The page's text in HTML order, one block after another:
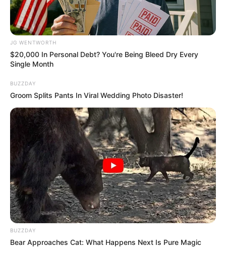
Too Hot For TV? These Scenes Slipped Through
Anyway
BRAINBERRIES
JG WENTWORTH
$20,000 In Personal Debt? You're Being Bleed Dry Every
Single Month
BUZZDAY
Groom Splits Pants In Viral Wedding Photo Disaster!
BUZZDAY
Bear Approaches Cat: What Happens Next Is Pure Magic